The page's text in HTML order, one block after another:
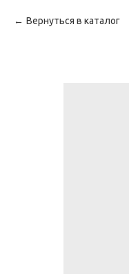
Вернуться в каталог